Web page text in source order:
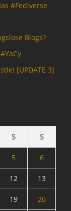
#Fediverse
Blogs?
[UPDATE 3]
S S
5 6
12 13
19 20